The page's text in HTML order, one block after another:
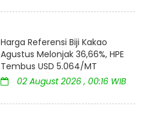
Harga Referensi Biji Kakao
Agustus Melonjak 36,66%, HPE
Tembus USD 5.064/MT
02 August 2026 , 00:16 WIB